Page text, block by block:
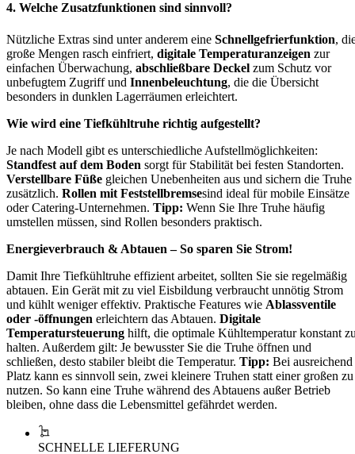
4. Welche Zusatzfunktionen sind sinnvoll?
Nützliche Extras sind unter anderem eine Schnellgefrierfunktion,
große Mengen rasch einfriert, digitale Temperaturanzeigen zur
einfachen Überwachung, abschließbare Deckel zum Schutz vor
unbefugtem Zugriff und Innenbeleuchtung, die die Übersicht
besonders in dunklen Lagerräumen erleichtert.
Wie wird eine Tiefkühltruhe richtig aufgestellt?
Je nach Modell gibt es unterschiedliche Aufstellmöglichkeiten:
Standfest auf dem Boden sorgt für Stabilität bei festen Standorten.
Verstellbare Füße gleichen Unebenheiten aus und sichern die Truhe
zusätzlich. Rollen mit Feststellbremsesind ideal für mobile Einsätze
oder Catering-Unternehmen. Tipp: Wenn Sie Ihre Truhe häufig
umstellen müssen, sind Rollen besonders praktisch.
Energieverbrauch & Abtauen – So sparen Sie Strom!
Damit Ihre Tiefkühltruhe effizient arbeitet, sollten Sie sie regelmäßig
abtauen. Ein Gerät mit zu viel Eisbildung verbraucht unnötig Strom
und kühlt weniger effektiv. Praktische Features wie Ablassventile
oder -öffnungen erleichtern das Abtauen. Digitale
Temperatursteuerung hilft, die optimale Kühltemperatur konstant
halten. Außerdem gilt: Je bewusster Sie die Truhe öffnen und
schließen, desto stabiler bleibt die Temperatur. Tipp: Bei ausreichend
Platz kann es sinnvoll sein, zwei kleinere Truhen statt einer großen zu
nutzen. So kann eine Truhe während des Abtauens außer Betrieb
bleiben, ohne dass die Lebensmittel gefährdet werden.
SCHNELLE LIEFERUNG